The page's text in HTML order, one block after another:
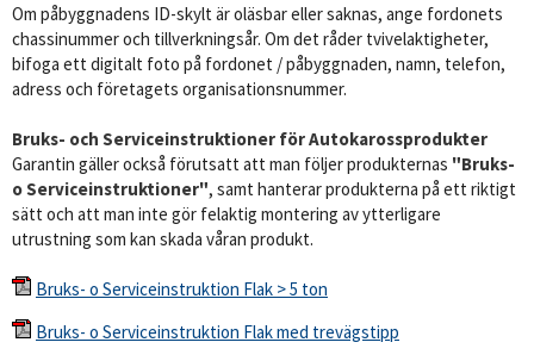
Om påbyggnadens ID-skylt är oläsbar eller saknas, ange fordonets
chassinummer och tillverkningsår. Om det råder tvivelaktigheter,
bifoga ett digitalt foto på fordonet / påbyggnaden, namn, telefon,
adress och företagets organisationsnummer.
Bruks- och Serviceinstruktioner för Autokarossprodukter
Garantin gäller också förutsatt att man följer produkternas "Bruks-
o Serviceinstruktioner", samt hanterar produkterna på ett riktigt
sätt och att man inte gör felaktig montering av ytterligare
utrustning som kan skada våran produkt.
Bruks- o Serviceinstruktion Flak > 5 ton
Bruks- o Serviceinstruktion Flak med trevägstipp